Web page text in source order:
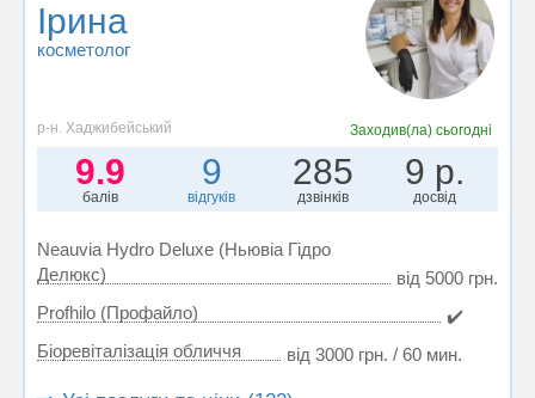
Ірина
косметолог
р-н. Хаджибейський Заходив(ла)сьогодні
9.9
балів
9
відгуків
285
дзвінків
9 р.
досвід
Neauvia Hydro Deluxe (Ньювіа Гідро
Делюкс)
від 5000 грн.
Profhilo (Профайло)
✔️
Біоревіталізація обличчя
від 3000 грн. / 60 мин.